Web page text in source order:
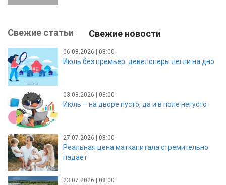
Свежие статьи Свежие новости
06.08.2026 | 08:00
Июль без премьер: девелоперы легли на дно
03.08.2026 | 08:00
Июль – на дворе пусто, да и в поле негусто
27.07.2026 | 08:00
Реальная цена маткапитала стремительно
падает
23.07.2026 | 08:00